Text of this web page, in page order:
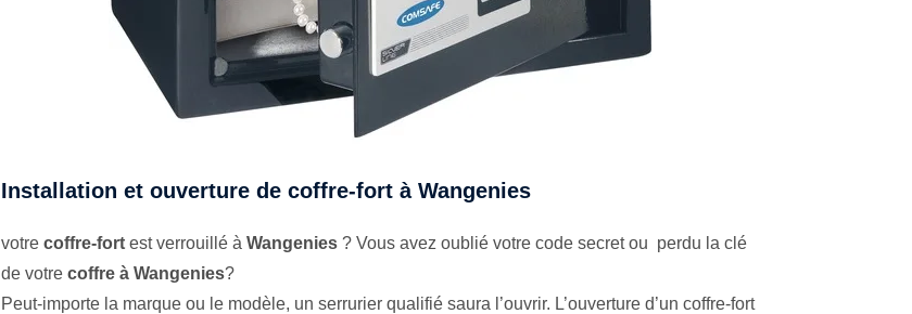
Installation et ouverture de coffre-fort à Wangenies
votrecoffre-fort est verrouillé àWangenies ? Vous avez oublié votre code secret ou perdu la clé
de votrecoffre à Wangenies?
Peut-importe la marque ou le modèle, un serrurier qualifié saura l’ouvrir. L’ouverture d’un coffre-fort